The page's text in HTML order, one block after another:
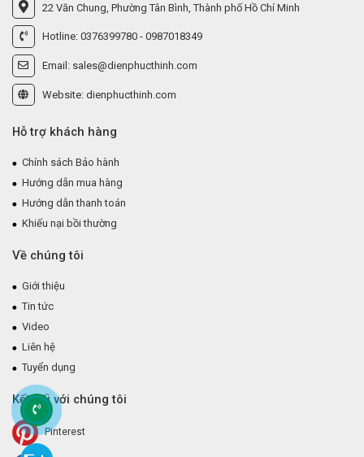
22 Văn Chung, Phường Tân Bình, Thành phố Hồ Chí Minh
Hotline: 0376399780 - 0987018349
Email: sales@dienphucthinh.com
Website: dienphucthinh.com
Hỗ trợ khách hàng
Chính sách Bảo hành
Hướng dẫn mua hàng
Hướng dẫn thanh toán
Khiếu nại bồi thường
Về chúng tôi
Giới thiệu
Tin tức
Video
Liên hệ
Tuyển dụng
Kết nối với chúng tôi
Pinterest